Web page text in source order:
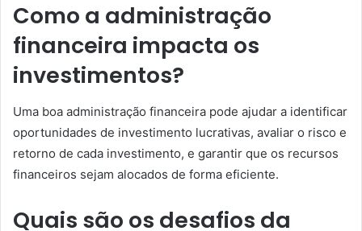
Como a administração
financeira impacta os
investimentos?
Uma boa administração financeira pode ajudar a identificar
oportunidades de investimento lucrativas, avaliar o risco e
retorno de cada investimento, e garantir que os recursos
financeiros sejam alocados de forma eficiente.
Quais são os desafios da